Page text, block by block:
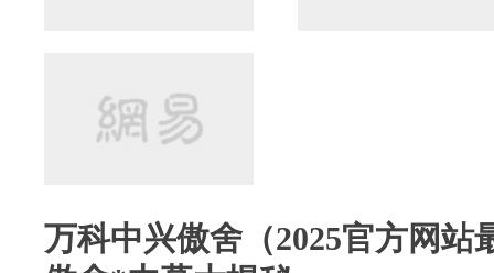
万科中兴傲舍（2025官方网站